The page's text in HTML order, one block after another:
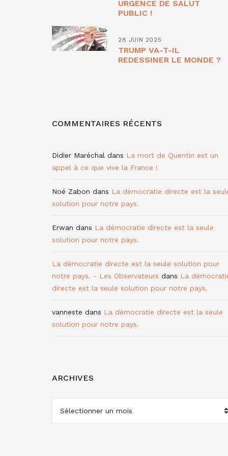
URGENCE DE SALUT
PUBLIC !
28 JUIN 2025
TRUMP VA-T-IL
REDESSINER LE MONDE ?
COMMENTAIRES RÉCENTS
Didier Maréchal dans La mort de Quentin est un
appel à ce que vive la France !
Noé Zabon dans La démocratie directe est la
solution pour notre pays.
Erwan dans La démocratie directe est la seule
solution pour notre pays.
La démocratie directe est la seule solution pour
notre pays. - Les Observateurs dans La
directe est la seule solution pour notre pays.
vanneste dans La démocratie directe est la seule
solution pour notre pays.
ARCHIVES
ARCHIVES